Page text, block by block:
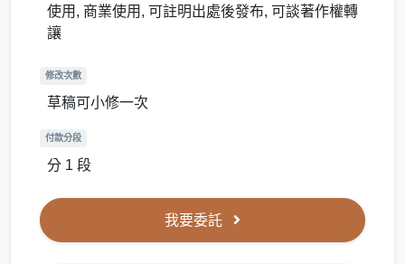
使用, 商業使用, 可註明出處後發布, 可談著作權轉
讓
修改次數
草稿可小修一次
付款分段
分 1 段
我要委託